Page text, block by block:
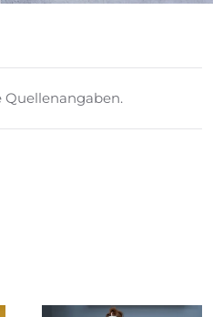
Quellenangaben.